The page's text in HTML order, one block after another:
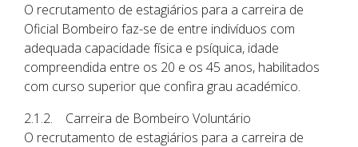
O recrutamento de estagiários para a carreira de
Oficial Bombeiro faz-se de entre indivíduos com
adequada capacidade física e psíquica, idade
compreendida entre os 20 e os 45 anos, habilitados
com curso superior que confira grau académico.
2.1.2. Carreira de Bombeiro Voluntário
O recrutamento de estagiários para a carreira de